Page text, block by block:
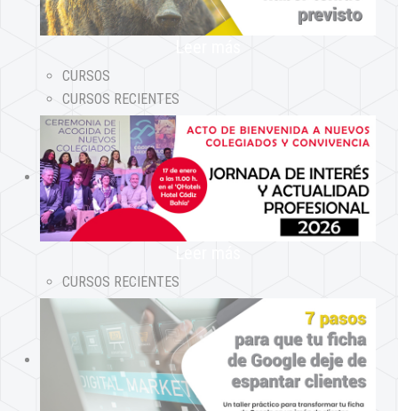
CURSOS
CURSOS RECIENTES
CURSOS RECIENTES